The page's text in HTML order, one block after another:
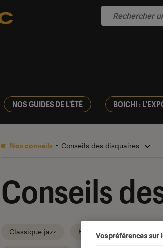
NOS GUIDES DE L'ÉTÉ BOICHI :
Nos conseils Conseils des disquaires
Conseils
Classique jazz Hard metal Les
Vos préférences sur